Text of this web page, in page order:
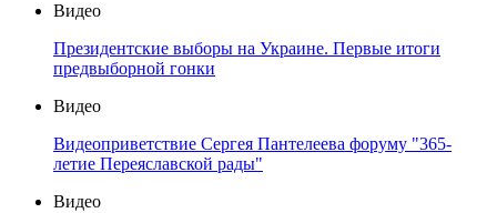
Видео
Президентские выборы на Украине. Первые итоги
предвыборной гонки
Видео
Видеоприветствие Сергея Пантелеева форуму "365-
летие Переяславской рады"
Видео